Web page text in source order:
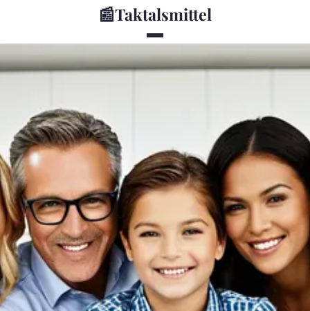
📰Taktalsmittel